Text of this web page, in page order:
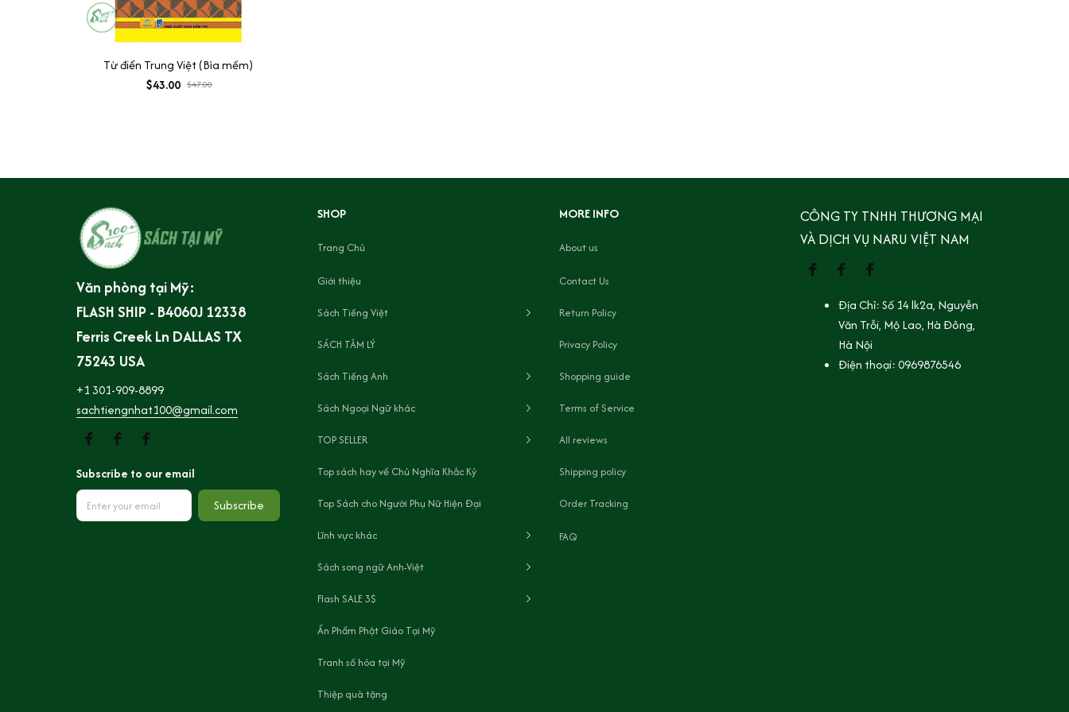
Từ điển Trung Việt (Bìa mềm)
$43.00 $47.00
Văn phòng tại Mỹ:
FLASH SHIP - B4060J 12338
Ferris Creek Ln DALLAS TX
75243 USA
+1 301-909-8899
sachtiengnhat100@gmail.com
Subscribe to our email
Subscribe
SHOP
Trang Chủ
Giới thiệu
Sách Tiếng Việt
SÁCH TÂM LÝ
Sách Tiếng Anh
Sách Ngoại Ngữ khác
TOP SELLER
Top sách hay về Chủ Nghĩa Khắc Kỷ
Top Sách cho Người Phụ Nữ Hiện Đại
Lĩnh vực khác
Sách song ngữ Anh-Việt
Flash SALE 3$
Ấn Phẩm Phật Giáo Tại Mỹ
Tranh số hóa tại Mỹ
Thiệp quà tặng
MORE INFO
About us
Contact Us
Return Policy
Privacy Policy
Shopping guide
Terms of Service
All reviews
Shipping policy
Order Tracking
FAQ
CÔNG TY TNHH THƯƠNG MẠI
VÀ DỊCH VỤ NARU VIỆT NAM
Địa Chỉ: Số 14 lk2a, Nguyễn
Văn Trỗi, Mộ Lao, Hà Đông,
Hà Nội
Điện thoại: 0969876546